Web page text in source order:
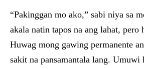
“Pakinggan mo ako,” sabi niya sa
akala natin tapos na ang lahat, pero
Huwag mong gawing permanente
sakit na pansamantala lang.